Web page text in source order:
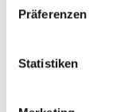
Präferenzen
Statistiken